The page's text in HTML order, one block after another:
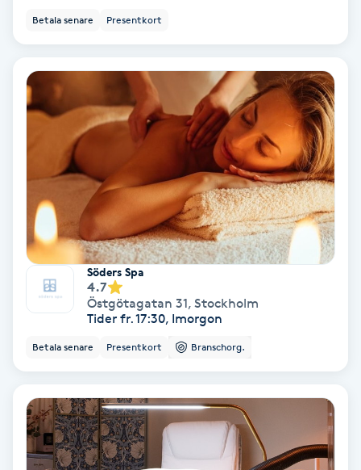
IPL hårborttagning
IR-massage
Japansk massage
Katun fransar
Kemisk peeling
Kinesisk medicin
Betala senare Presentkort
Söders Spa
4.7
Östgötagatan 31, Stockholm
Tider fr. 17:30, Imorgon
Betala senare Presentkort Branschorg.